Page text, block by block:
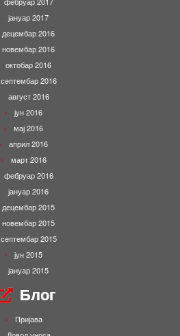
јануар 2017
децембар 2016
новембар 2016
октобар 2016
септембар 2016
август 2016
јун 2016
мај 2016
април 2016
март 2016
фебруар 2016
јануар 2016
децембар 2015
новембар 2015
септембар 2015
јун 2015
јануар 2015
Блог
Пријава